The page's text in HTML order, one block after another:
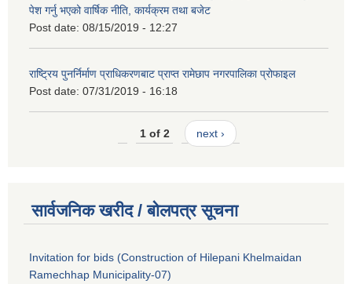
पेश गर्नु भएको वार्षिक नीति, कार्यक्रम तथा बजेट
Post date: 08/15/2019 - 12:27
राष्ट्रिय पुनर्निर्माण प्राधिकरणबाट प्राप्त रामेछाप नगरपालिका प्रोफाइल
Post date: 07/31/2019 - 16:18
1 of 2 next ›
सार्वजनिक खरीद / बोलपत्र सूचना
Invitation for bids (Construction of Hilepani Khelmaidan
Ramechhap Municipality-07)